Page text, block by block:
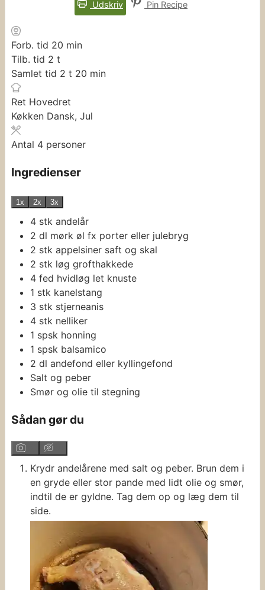
Udskriv Pin Recipe
Forb. tid 20 minutter
min
Tilb. tid 2 timer
t
Samlet tid 2 timer
t 20 minutter
min
Ret Hovedret
Køkken Dansk, Jul
Antal 4 personer
Ingredienser
1x 2x 3x
4 stk andelår
2 dl mørk øl fx porter eller julebryg
2 stk appelsiner saft og skal
2 stk løg grofthakkede
4 fed hvidløg let knuste
1 stk kanelstang
3 stk stjerneanis
4 stk nelliker
1 spsk honning
1 spsk balsamico
2 dl andefond eller kyllingefond
Salt og peber
Smør og olie til stegning
Sådan gør du
Krydr andelårene med salt og peber. Brun dem i
en gryde eller stor pande med lidt olie og smør,
indtil de er gyldne. Tag dem op og læg dem til
side.